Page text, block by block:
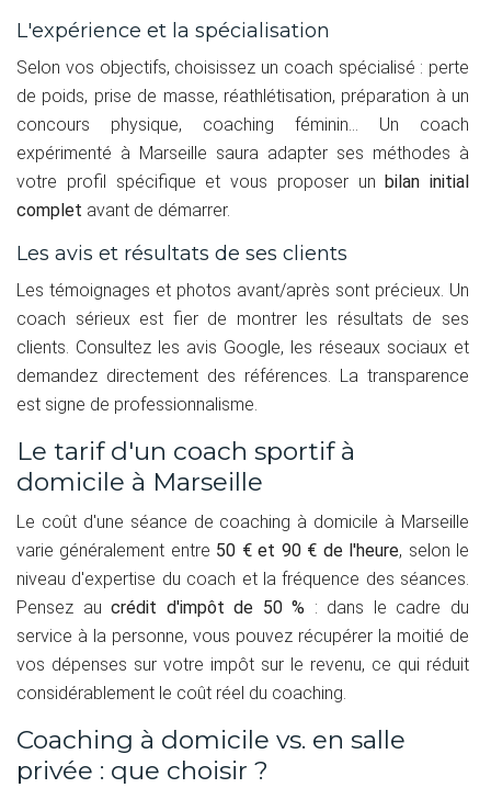
L'expérience et la spécialisation
Selon vos objectifs, choisissez un coach spécialisé : perte
de poids, prise de masse, réathlétisation, préparation à un
concours physique, coaching féminin... Un coach
expérimenté à Marseille saura adapter ses méthodes à
votre profil spécifique et vous proposer unbilan initial
complet avant de démarrer.
Les avis et résultats de ses clients
Les témoignages et photos avant/après sont précieux. Un
coach sérieux est fier de montrer les résultats de ses
clients. Consultez les avis Google, les réseaux sociaux et
demandez directement des références. La transparence
est signe de professionnalisme.
Le tarif d'un coach sportif à
domicile à Marseille
Le coût d'une séance de coaching à domicile à Marseille
varie généralement entre 50 € et 90 € de l'heure, selon le
niveau d'expertise du coach et la fréquence des séances.
Pensez aucrédit d'impôt de 50 % : dans le cadre du
service à la personne, vous pouvez récupérer la moitié de
vos dépenses sur votre impôt sur le revenu, ce qui réduit
considérablement le coût réel du coaching.
Coaching à domicile vs. en salle
privée : que choisir ?